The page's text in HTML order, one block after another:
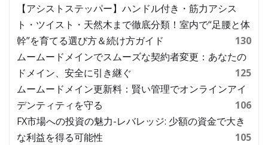
【アシストステッパー】ハンドル付き・筋力アシス
ト・ツイスト・天然木まで徹底分類！室内で“足腰と体
幹”を育てる選び方＆続け方ガイド
130
ムームードメインでスムーズな契約者変更：あなたの
ドメイン、安全に引き継ぐ
125
ムームードメイン更新料：賢い管理でオンラインアイ
デンティティを守る
106
FX市場への投資の魅力-レバレッジ: 少額の資金で大き
な利益を得る可能性
105